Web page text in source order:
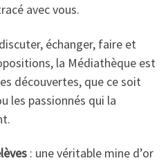
avec vous.
échanger, faire et
la Médiathèque est
découvertes, que ce soit
les passionnés qui la
: une véritable mine d’or